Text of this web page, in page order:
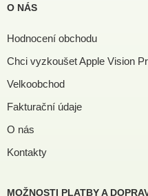
O NÁS
Hodnocení obchodu
Chci vyzkoušet Apple Vision
Velkoobchod
Fakturační údaje
O nás
Kontakty
MOŽNOSTI PLATBY A